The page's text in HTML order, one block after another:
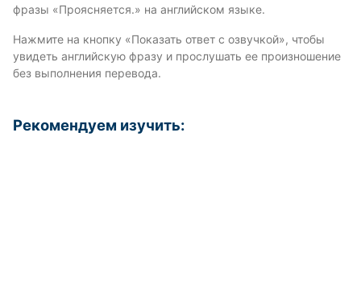
фразы «Проясняется.» на английском языке.
Нажмите на кнопку «Показать ответ с озвучкой», чтобы
увидеть английскую фразу и прослушать ее произношение
без выполнения перевода.
Рекомендуем изучить: